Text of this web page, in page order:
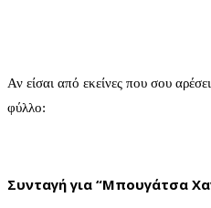
Αν είσαι από εκείνες που σου
φύλλο:
Συνταγή για “Μπουγάτσα